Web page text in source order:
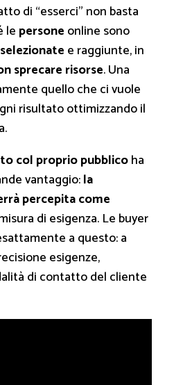
di “esserci” non basta
le persone online sono
e raggiunte, in
sprecare risorse. Una
quello che ci vuole
risultato ottimizzando il
col proprio pubblicoha
vantaggio:la
percepita come
di esigenza. Le buyer
a questo: a
esigenze,
di contatto del cliente